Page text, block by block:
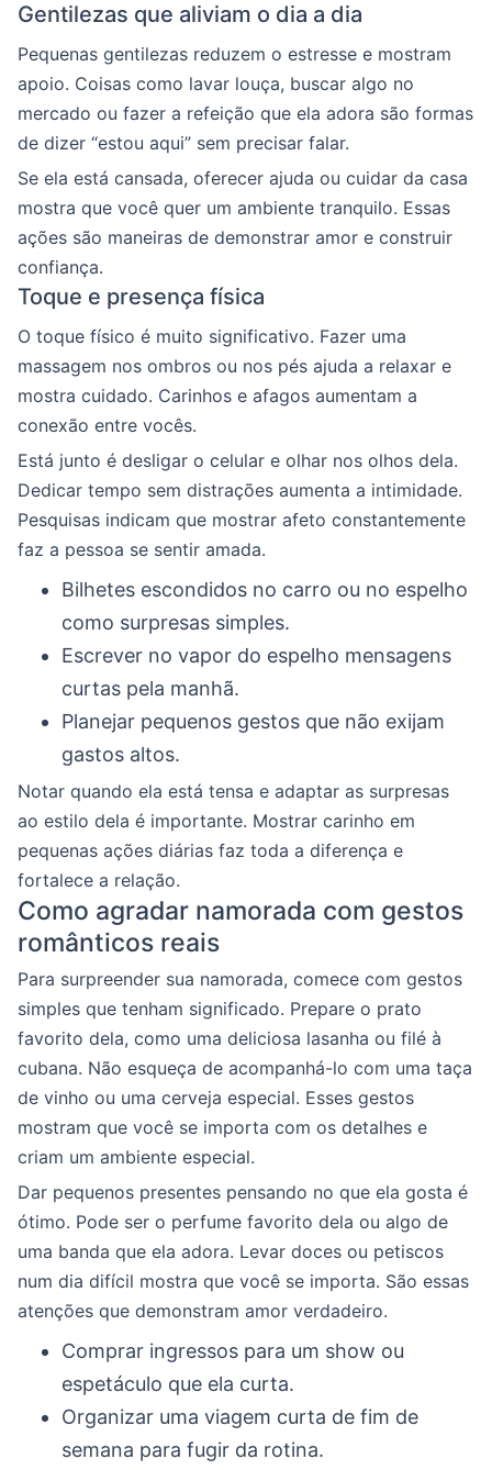
Gentilezas que aliviam o dia a dia
Pequenas gentilezas reduzem o estresse e mostram
apoio. Coisas como lavar louça, buscar algo no
mercado ou fazer a refeição que ela adora são formas
de dizer “estou aqui” sem precisar falar.
Se ela está cansada, oferecer ajuda ou cuidar da casa
mostra que você quer um ambiente tranquilo. Essas
ações são maneiras de demonstrar amor e construir
confiança.
Toque e presença física
O toque físico é muito significativo. Fazer uma
massagem nos ombros ou nos pés ajuda a relaxar e
mostra cuidado. Carinhos e afagos aumentam a
conexão entre vocês.
Está junto é desligar o celular e olhar nos olhos dela.
Dedicar tempo sem distrações aumenta a intimidade.
Pesquisas indicam que mostrar afeto constantemente
faz a pessoa se sentir amada.
Bilhetes escondidos no carro ou no espelho
como surpresas simples.
Escrever no vapor do espelho mensagens
curtas pela manhã.
Planejar pequenos gestos que não exijam
gastos altos.
Notar quando ela está tensa e adaptar as surpresas
ao estilo dela é importante. Mostrar carinho em
pequenas ações diárias faz toda a diferença e
fortalece a relação.
Como agradar namorada com gestos
românticos reais
Para surpreender sua namorada, comece com gestos
simples que tenham significado. Prepare o prato
favorito dela, como uma deliciosa lasanha ou filé à
cubana. Não esqueça de acompanhá-lo com uma taça
de vinho ou uma cerveja especial. Esses gestos
mostram que você se importa com os detalhes e
criam um ambiente especial.
Dar pequenos presentes pensando no que ela gosta é
ótimo. Pode ser o perfume favorito dela ou algo de
uma banda que ela adora. Levar doces ou petiscos
num dia difícil mostra que você se importa. São essas
atenções que demonstram amor verdadeiro.
Comprar ingressos para um show ou
espetáculo que ela curta.
Organizar uma viagem curta de fim de
semana para fugir da rotina.